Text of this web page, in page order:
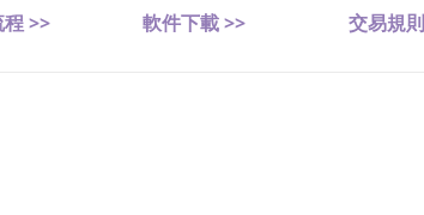
>>
軟件下載 >>
交易規